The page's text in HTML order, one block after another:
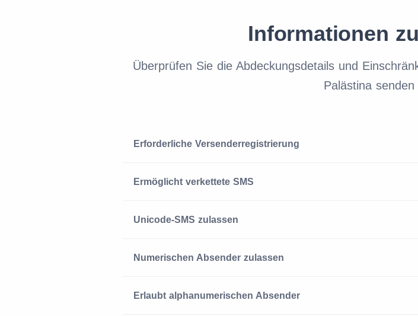
Informationen
Überprüfen Sie die Abdeckungsdetails und
Palästina
Erforderliche Versenderregistrierung
Ermöglicht verkettete SMS
Unicode-SMS zulassen
Numerischen Absender zulassen
Erlaubt alphanumerischen Absender